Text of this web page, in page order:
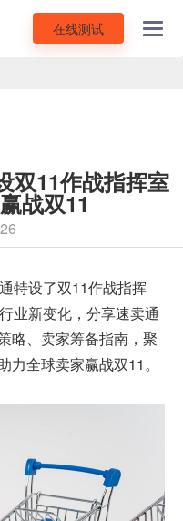
在线测试
双11作战指挥室
战双11
特设了双11作战指挥
业新变化，分享速卖通
略、卖家筹备指南，聚
全球卖家赢战双11。